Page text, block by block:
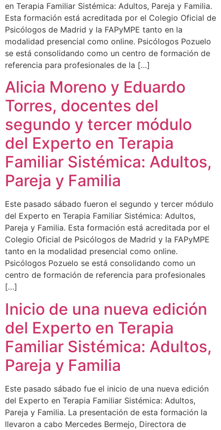
en Terapia Familiar Sistémica: Adultos, Pareja y Familia.
Esta formación está acreditada por el Colegio Oficial de
Psicólogos de Madrid y la FAPyMPE tanto en la
modalidad presencial como online. Psicólogos Pozuelo
se está consolidando como un centro de formación de
referencia para profesionales de la […]
Alicia Moreno y Eduardo
Torres, docentes del
segundo y tercer módulo
del Experto en Terapia
Familiar Sistémica: Adultos,
Pareja y Familia
Este pasado sábado fueron el segundo y tercer módulo
del Experto en Terapia Familiar Sistémica: Adultos,
Pareja y Familia. Esta formación está acreditada por el
Colegio Oficial de Psicólogos de Madrid y la FAPyMPE
tanto en la modalidad presencial como online.
Psicólogos Pozuelo se está consolidando como un
centro de formación de referencia para profesionales
[…]
Inicio de una nueva edición
del Experto en Terapia
Familiar Sistémica: Adultos,
Pareja y Familia
Este pasado sábado fue el inicio de una nueva edición
del Experto en Terapia Familiar Sistémica: Adultos,
Pareja y Familia. La presentación de esta formación la
llevaron a cabo Mercedes Bermejo, Directora de